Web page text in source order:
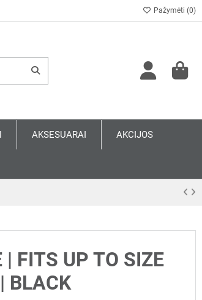
Pažymėti (0)
AKSESUARAI AKCIJOS
| FITS UP TO SIZE
BLACK